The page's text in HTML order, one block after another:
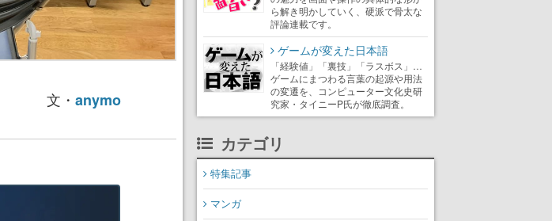
文・ anymo
ら解き明かしていく、硬派で骨太な
評論連載です。
ゲームが変えた日本語
「経験値」「裏技」「ラスボス」…
ゲームにまつわる言葉の起源や用法
の変遷を、コンピューター文化史研
究家・タイニーP氏が徹底調査。
カテゴリ
特集記事
マンガ